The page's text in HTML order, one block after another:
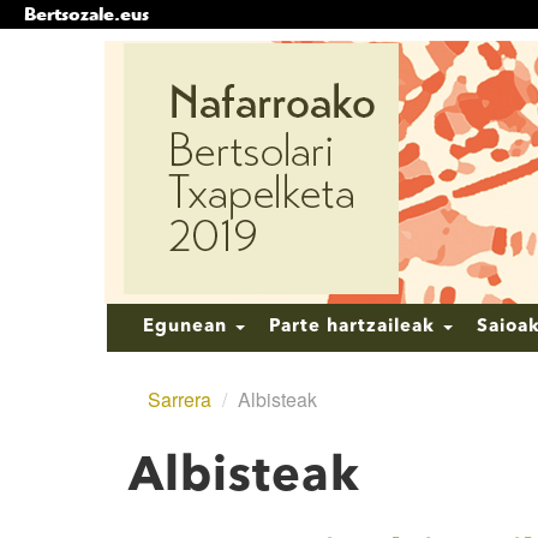
Bertsozale.eus
Edukira
nabigazioara
Nabigazioa
Egunean Parte hartzaileak Saioak
Sarrera / Albisteak
Albisteak